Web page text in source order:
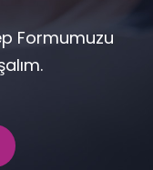
Formumuzu